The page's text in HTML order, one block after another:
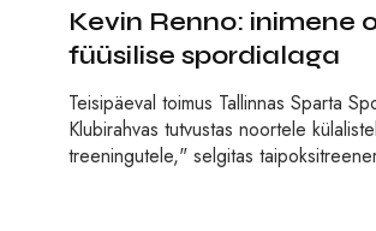
Kevin Renno: inimene
füüsilise spordialaga
Teisipäeval toimus Tallinnas Sparta
Klubirahvas tutvustas noortele
treeningutele," selgitas